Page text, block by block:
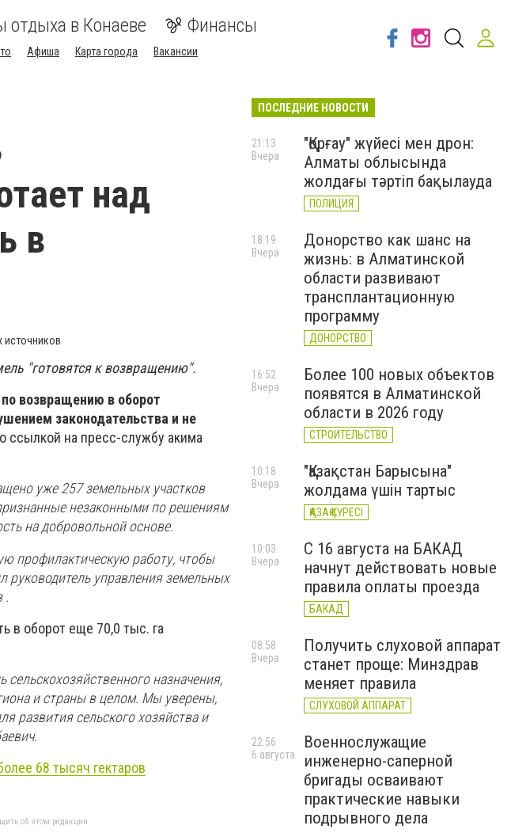
отдыха в Конаеве Финансы
Афиша Карта города Вакансии
над
в
источников
"готовятся к возвращению".
возвращению в оборот
законодательства и не
ссылкой на пресс-службу акима
уже 257 земельных участков
незаконными по решениям
на добровольной основе.
профилактическую работу, чтобы
руководитель управления земельных
.
в оборот еще 70,0 тыс. га
назначения,
и страны в целом. Мы уверены,
развития сельского хозяйства и
68 тысяч гектаров
об этом редакции
ПОСЛЕДНИЕ НОВОСТИ
"Қорғау" жүйесі мен дрон:
Алматы облысында
жолдағы тәртіп бақылауда
ПОЛИЦИЯ
21:13
Вчера
Донорство как шанс на
жизнь: в Алматинской
области развивают
трансплантационную
программу
ДОНОРСТВО
18:19
Вчера
Более 100 новых объектов
появятся в Алматинской
области в 2026 году
СТРОИТЕЛЬСТВО
16:52
Вчера
"Қазақстан Барысына"
жолдама үшін тартыс
ҚАЗАҚ КҮРЕСІ
10:18
Вчера
С 16 августа на БАКАД
начнут действовать новые
правила оплаты проезда
БАКАД
10:03
Вчера
Получить слуховой аппарат
станет проще: Минздрав
меняет правила
СЛУХОВОЙ АППАРАТ
08:58
Вчера
Военнослужащие
инженерно-саперной
бригады осваивают
практические навыки
подрывного дела
22:56
6 августа